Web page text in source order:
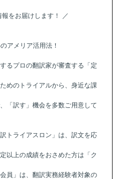
をお届けします！ ／
アメリア活用法！
るプロの翻訳家が審査する「定
めのトライアルから、身近な課
「訳す」機会を多数ご用意して
トライアスロン」は、訳文を応
以上の成績をおさめた方は「ク
員」は、翻訳実務経験者対象の